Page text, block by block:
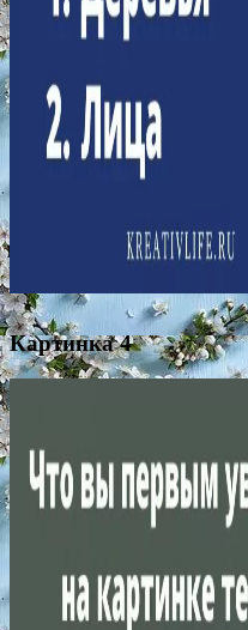
Картинка 4